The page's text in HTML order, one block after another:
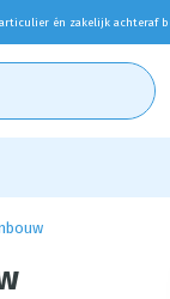
én zakelijk achteraf